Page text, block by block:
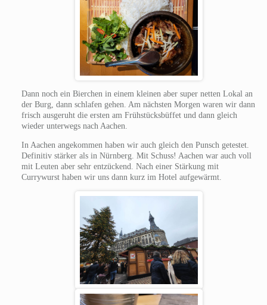
Dann noch ein Bierchen in einem kleinen aber super netten Lokal an
der Burg, dann schlafen gehen. Am nächsten Morgen waren wir dann
frisch ausgeruht die ersten am Frühstücksbüffet und dann gleich
wieder unterwegs nach Aachen.
In Aachen angekommen haben wir auch gleich den Punsch getestet.
Definitiv stärker als in Nürnberg. Mit Schuss! Aachen war auch voll
mit Leuten aber sehr entzückend. Nach einer Stärkung mit
Currywurst haben wir uns dann kurz im Hotel aufgewärmt.